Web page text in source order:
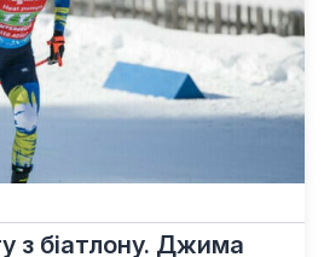
з біатлону. Джима